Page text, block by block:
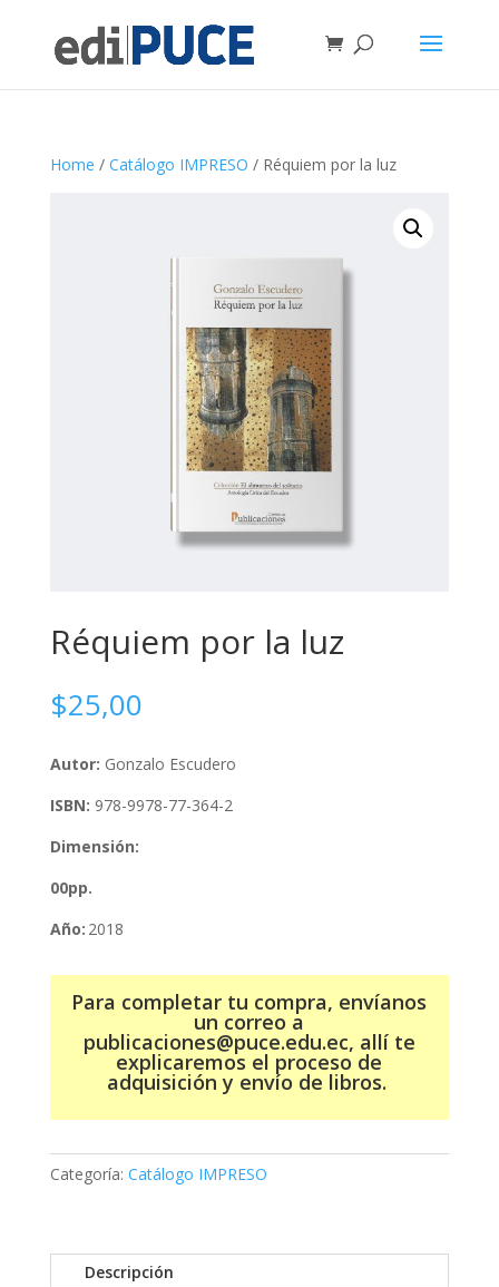
Home / Catálogo IMPRESO / Réquiem por la luz
Réquiem por la luz
$25,00
Autor: Gonzalo Escudero
ISBN: 978-9978-77-364-2
Dimensión:
00pp.
Año: 2018
Para completar tu compra, envíanos
un correo a
publicaciones@puce.edu.ec, allí te
explicaremos el proceso de
adquisición y envío de libros.
Categoría: Catálogo IMPRESO
Descripción